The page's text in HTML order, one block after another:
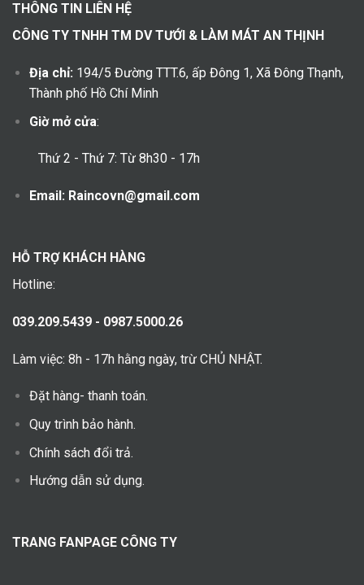
THÔNG TIN LIÊN HỆ
CÔNG TY TNHH TM DV TƯỚI & LÀM MÁT AN THỊNH
Địa chỉ: 194/5 Đường TTT.6, ấp Đông 1, Xã Đông Thạnh,
Thành phố Hồ Chí Minh
Giờ mở cửa:
Thứ 2 - Thứ 7: Từ 8h30 - 17h
Email: Raincovn@gmail.com
HỖ TRỢ KHÁCH HÀNG
Hotline:
039.209.5439 - 0987.5000.26
Làm việc: 8h - 17h hằng ngày, trừ CHỦ NHẬT.
Đặt hàng- thanh toán.
Quy trình bảo hành.
Chính sách đổi trả.
Hướng dẫn sử dụng.
TRANG FANPAGE CÔNG TY